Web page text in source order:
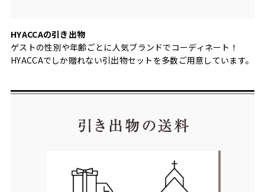
HYACCAの引き出物
ゲストの性別や年齢ごとに人気ブランドでコーディネート！
HYACCAでしか贈れない引出物セットを多数ご用意しています。